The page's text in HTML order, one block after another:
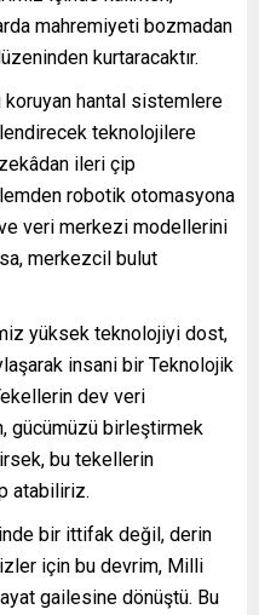
mahremiyeti bozmadan
kurtaracaktır.
koruyan hantal sistemlere
teknolojilere
ileri çip
robotik otomasyona
veri merkezi modellerini
merkezcil bulut
yüksek teknolojiyi dost,
insani bir Teknolojik
dev veri
gücümüzü birleştirmek
bu tekellerin
atabiliriz.
bir ittifak değil, derin
için bu devrim, Milli
gailesine dönüştü. Bu